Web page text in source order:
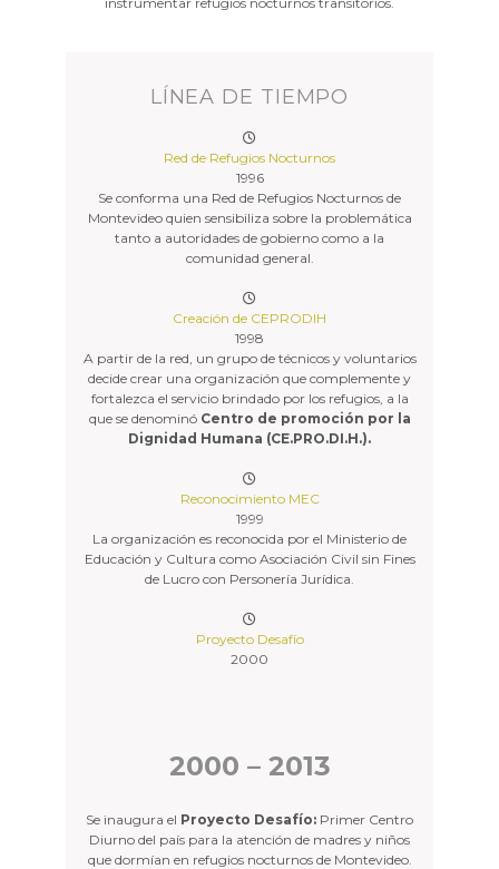
LÍNEA DE TIEMPO
Red de Refugios Nocturnos
1996
Se conforma una Red de Refugios Nocturnos de
Montevideo quien sensibiliza sobre la problemática
tanto a autoridades de gobierno como a la
comunidad general.
Creación de CEPRODIH
1998
A partir de la red, un grupo de técnicos y voluntarios
decide crear una organización que complemente y
fortalezca el servicio brindado por los refugios, a la
que se denominó Centro de promoción por la
Dignidad Humana (CE.PRO.DI.H.).
Reconocimiento MEC
1999
La organización es reconocida por el Ministerio de
Educación y Cultura como Asociación Civil sin Fines
de Lucro con Personería Jurídica.
Proyecto Desafío
2000
2000 – 2013
Se inaugura el Proyecto Desafío: Primer Centro
Diurno del país para la atención de madres y niños
que dormían en refugios nocturnos de Montevideo.